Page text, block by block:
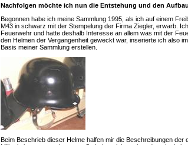
Nachfolgen möchte ich nun die Entstehung und den
Begonnen habe ich meine Sammlung 1995, als ich auf einem
M43 in schwarz mit der Stempelung der Firma Ziegler, erwarb.
Feuerwehr und hatte deshalb Interesse an allem was mit der
den Helmen der Vergangenheit geweckt war, inserierte ich also
Basis meiner Sammlung erstellen.
Beim Beschrieb dieser Helme halfen mir die Beschreibungen